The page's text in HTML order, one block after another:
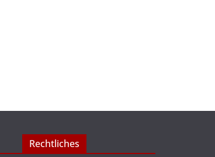
Rechtliches